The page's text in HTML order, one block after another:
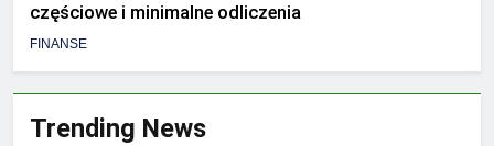
częściowe i minimalne odliczenia
FINANSE
Trending News